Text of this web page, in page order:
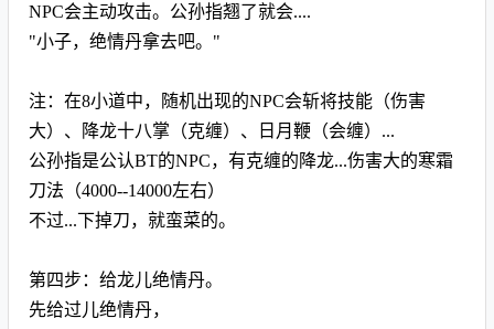
NPC会主动攻击。公孙指翘了就会....
"小子，绝情丹拿去吧。"
注：在8小道中，随机出现的NPC会斩将技能（伤害
大）、降龙十八掌（克缠）、日月鞭（会缠）...
公孙指是公认BT的NPC，有克缠的降龙...伤害大的寒霜
刀法（4000--14000左右）
不过...下掉刀，就蛮菜的。
第四步：给龙儿绝情丹。
先给过儿绝情丹，